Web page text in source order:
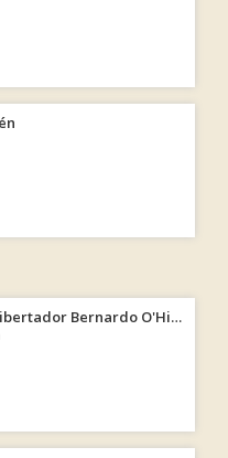
Región del Libertador Bernardo O'Higgins